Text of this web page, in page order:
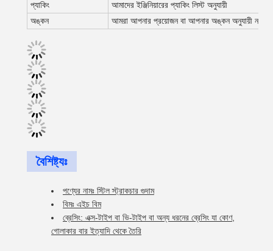
প্যাকিং
আমাদের ইঞ্জিনিয়ারের প্যাকিং লিস্ট অনুযায়ী
অঙ্কন
আমরা আপনার প্রয়োজন বা আপনার অঙ্কন অনুযায়ী নকশা
বৈশিষ্ট্যঃ
পণ্যের নামঃ স্টিল স্ট্রাকচার গুদাম
বিমঃ এইচ বিম
ব্রেসিং: এক্স-টাইপ বা ভি-টাইপ বা অন্য ধরনের ব্রেসিং যা কোণ,
গোলাকার বার ইত্যাদি থেকে তৈরি